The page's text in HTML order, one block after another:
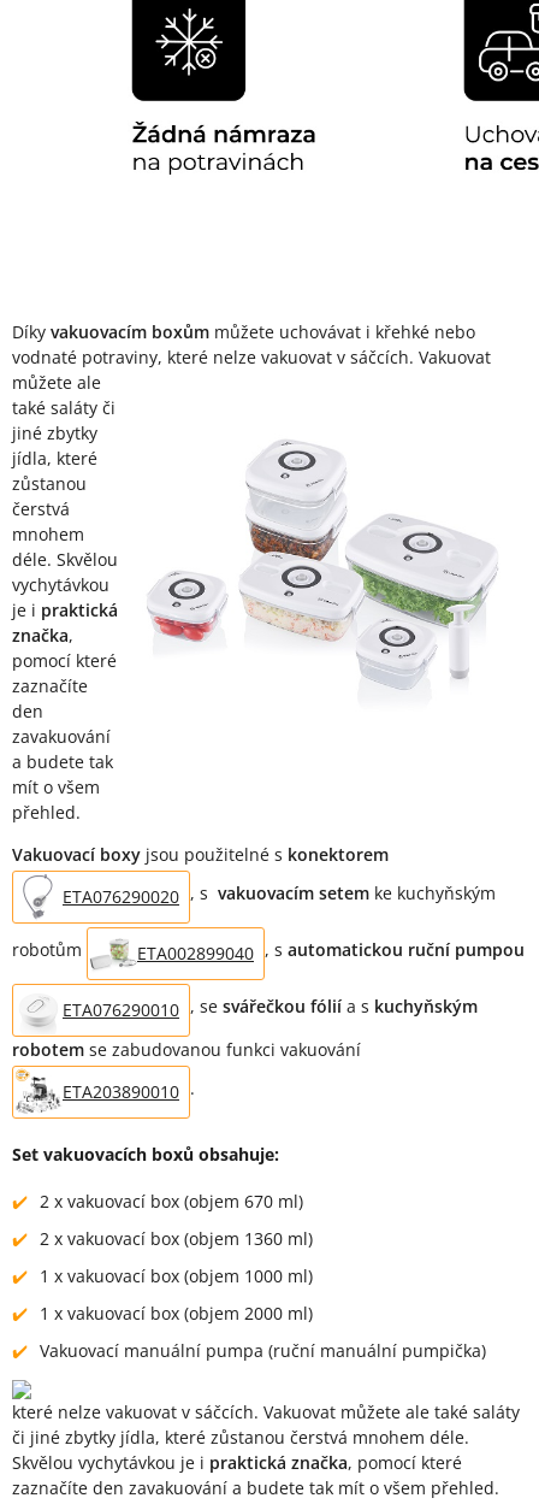
Díky vakuovacím boxům můžete uchovávat i křehké nebo
vodnaté potraviny, které nelze vakuovat v sáčcích. Vakuovat
můžete ale
také saláty či
jiné zbytky
jídla, které
zůstanou
čerstvá
mnohem
déle. Skvělou
vychytávkou
je i praktická
značka,
pomocí které
zaznačíte
den
zavakuování
a budete tak
mít o všem
přehled.
Vakuovací boxy jsou použitelné s konektorem
ETA076290020 , s vakuovacím setem ke kuchyňským
robotům ETA002899040 , s automatickou ruční pumpou
ETA076290010 , se svářečkou fólií a s kuchyňským
robotem se zabudovanou funkci vakuování
ETA203890010 .
Set vakuovacích boxů obsahuje:
2 x vakuovací box (objem 670 ml)
2 x vakuovací box (objem 1360 ml)
1 x vakuovací box (objem 1000 ml)
1 x vakuovací box (objem 2000 ml)
Vakuovací manuální pumpa (ruční manuální pumpička)
které nelze vakuovat v sáčcích. Vakuovat můžete ale také saláty
či jiné zbytky jídla, které zůstanou čerstvá mnohem déle.
Skvělou vychytávkou je i praktická značka, pomocí které
zaznačíte den zavakuování a budete tak mít o všem přehled.